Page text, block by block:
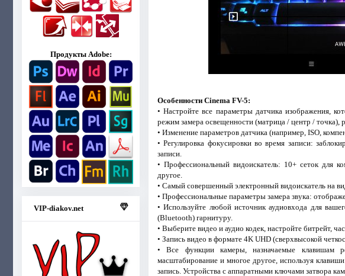
Продукты Adobe:
VIP-diakov.net
Особенности Cinema FV-5:
• Настройте все параметры датчика изображения,
режим замера освещенности (матрица / центр / точка),
• Изменение параметров датчика (например, ISO,
• Регулировка фокусировки во время записи:
записи.
• Профессиональный видоискатель: 10+ сеток для
другое.
• Самый совершенный электронный видоискатель на
• Профессиональные параметры замера звука:
• Используйте любой источник аудиовхода для
(Bluetooth) гарнитуру.
• Выберите видео и аудио кодек, настройте битрейт,
• Запись видео в формате 4K UHD (сверхвысокой
• Все функции камеры, назначаемые клавишам
масштабирование и многое другое, используя
запись. Устройства с аппаратными ключами затвора